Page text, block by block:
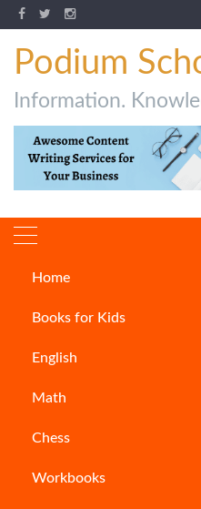
Podium
Information.
Home
Books for Kids
English
Math
Chess
Workbooks